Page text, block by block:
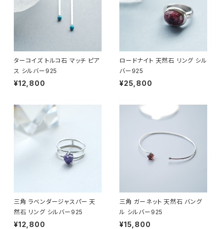
ターコイズ トルコ石 マッチ ピア
ス シルバー925
¥12,800
ロードナイト 天然石 リング シル
バー925
¥25,800
三角 ラベンダージャスパー 天
然石 リング シルバー925
¥12,800
三角 ガーネット 天然石 バング
ル シルバー925
¥15,800